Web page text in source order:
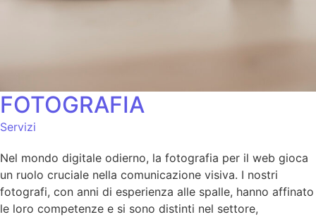
FOTOGRAFIA
Servizi
Nel mondo digitale odierno, la fotografia per il web gioca
un ruolo cruciale nella comunicazione visiva. I nostri
fotografi, con anni di esperienza alle spalle, hanno affinato
le loro competenze e si sono distinti nel settore,